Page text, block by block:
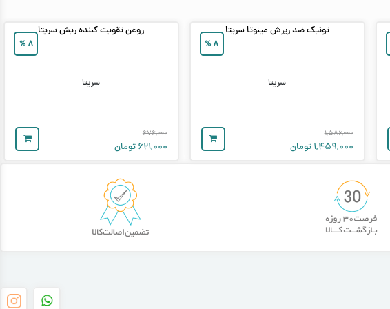
۸ %
تونیک ضد ریزش مینوتا سریتا
سریتا
۱,۵۸۶,۰۰۰
۱,۴۵۹,۰۰۰ تومان
۸ %
روغن تقویت کننده ریش سریتا
سریتا
۶۷۶,۰۰۰
۶۲۱,۰۰۰ تومان